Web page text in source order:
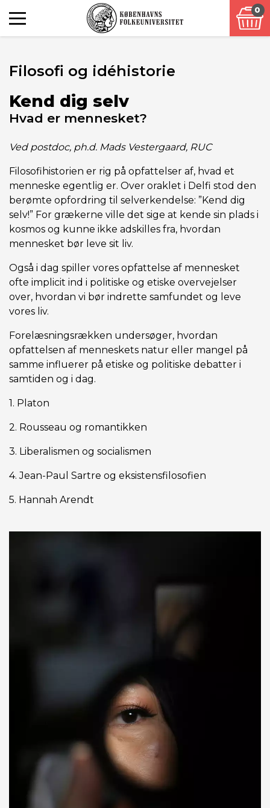
0
Filosofi og idéhistorie
Kend dig selv
Hvad er mennesket?
Ved postdoc, ph.d. Mads Vestergaard, RUC
Filosofihistorien er rig på opfattelser af, hvad et
menneske egentlig er. Over oraklet i Delfi stod den
berømte opfordring til selverkendelse: ”Kend dig
selv!” For grækerne ville det sige at kende sin plads i
kosmos og kunne ikke adskilles fra, hvordan
mennesket bør leve sit liv.
Også i dag spiller vores opfattelse af mennesket
ofte implicit ind i politiske og etiske overvejelser
over, hvordan vi bør indrette samfundet og leve
vores liv.
Forelæsningsrækken undersøger, hvordan
opfattelsen af menneskets natur eller mangel på
samme influerer på etiske og politiske debatter i
samtiden og i dag.
1. Platon
2. Rousseau og romantikken
3. Liberalismen og socialismen
4. Jean-Paul Sartre og eksistensfilosofien
5. Hannah Arendt